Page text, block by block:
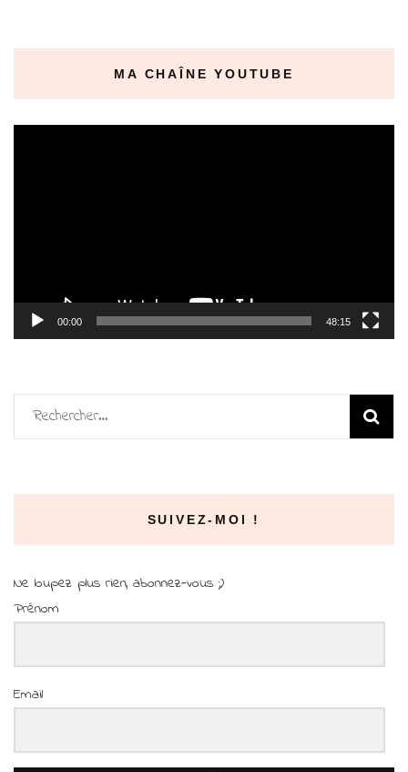
MA CHAÎNE YOUTUBE
00:00 48:15
Rechercher :
SUIVEZ-MOI !
Ne loupez plus rien, abonnez-vous ;)
Prénom
Email